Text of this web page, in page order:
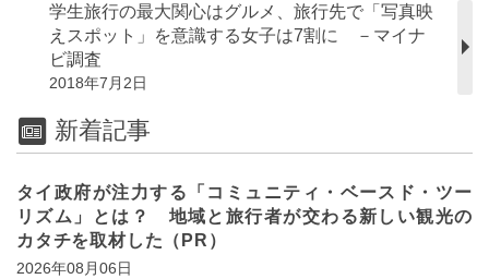
学生旅行の最大関心はグルメ、旅行先で「写真映
えスポット」を意識する女子は7割に －マイナ
ビ調査
2018年7月2日
新着記事
タイ政府が注力する「コミュニティ・ベースド・ツー
リズム」とは？ 地域と旅行者が交わる新しい観光の
カタチを取材した（PR）
2026年08月06日